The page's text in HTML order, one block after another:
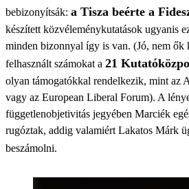
bebizonyítsák: a Tisza beérte a
készített közvéleménykutatások ugyanis
minden bizonnyal így is van. (Jó, nem ők
felhasznált számokat a 21
olyan támogatókkal rendelkezik, mint az
vagy az European Liberal Forum). A
függetlenobjetivitás jegyében Marciék
rugóztak, addig valamiért Lakatos Márk
beszámolni.